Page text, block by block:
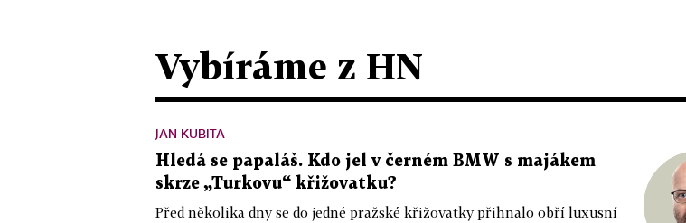
Vybíráme z HN
JAN KUBITA
Hledá se papaláš. Kdo jel v černém BMW s majákem
skrze „Turkovu“ křižovatku?
Před několika dny se do jedné pražské křižovatky přihnalo obří luxusní